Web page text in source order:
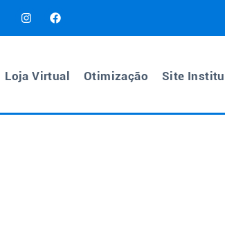
Loja Virtual Otimização Site